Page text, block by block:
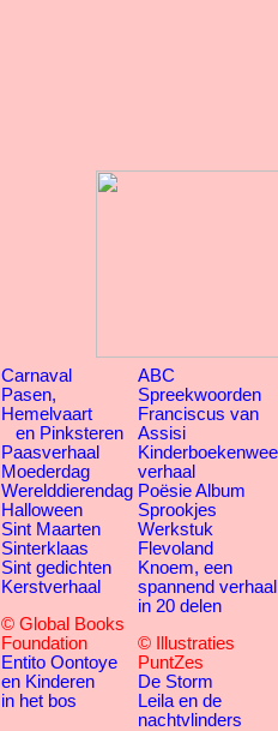
Carnaval
Pasen,
Hemelvaart
en Pinksteren
Paasverhaal
Moederdag
Werelddierendag
Halloween
Sint Maarten
Sinterklaas
Sint gedichten
Kerstverhaal
© Global Books
Foundation
Entito Oontoye
en Kinderen
in het bos
ABC
Spreekwoorden
Franciscus van
Assisi
verhaal
Poësie Album
Sprookjes
Werkstuk
Flevoland
Knoem, een
spannend verhaal
in 20 delen
© Illustraties
PuntZes
De Storm
Leila en de
nachtvlinders